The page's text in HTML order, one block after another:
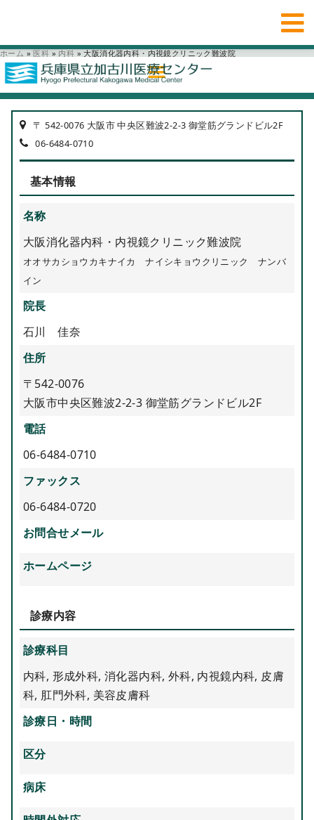
ホーム » 医科 » 内科 » 大阪消化器内科・内視鏡クリニック難波院
〒 542-0076 大阪市 中央区難波2-2-3 御堂筋グランドビル2F
06-6484-0710
基本情報
名称
大阪消化器内科・内視鏡クリニック難波院
オオサカショウカキナイカ ナイシキョウクリニック ナンバ
イン
院長
石川 佳奈
住所
〒542-0076
大阪市中央区難波2-2-3 御堂筋グランドビル2F
電話
06-6484-0710
ファックス
06-6484-0720
お問合せメール
ホームページ
診療内容
診療科目
内科, 形成外科,消化器内科, 外科, 内視鏡内科, 皮膚
科, 肛門外科, 美容皮膚科
診療日・時間
区分
病床